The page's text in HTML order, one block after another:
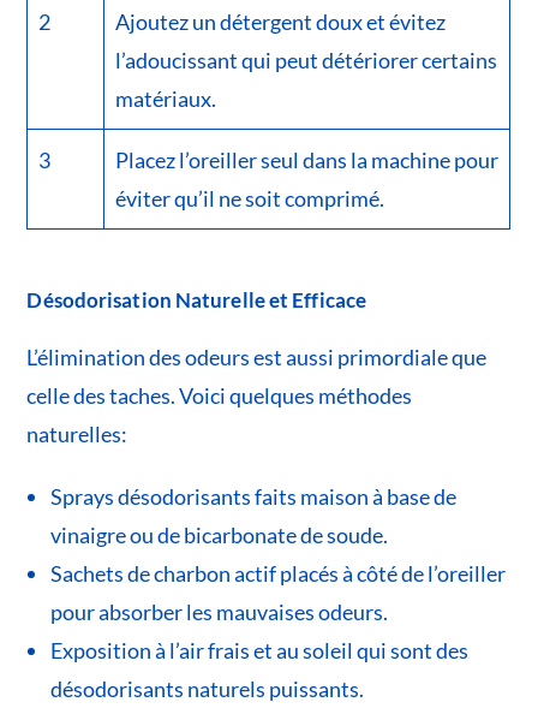
2
Ajoutez un détergent doux et évitez
l’adoucissant qui peut détériorer certains
matériaux.
3
Placez l’oreiller seul dans la machine pour
éviter qu’il ne soit comprimé.
Désodorisation Naturelle et Efficace
L’élimination des odeurs est aussi primordiale que
celle des taches. Voici quelques méthodes
naturelles:
Sprays désodorisants faits maison à base de
vinaigre ou de bicarbonate de soude.
Sachets de charbon actif placés à côté de l’oreiller
pour absorber les mauvaises odeurs.
Exposition à l’air frais et au soleil qui sont des
désodorisants naturels puissants.